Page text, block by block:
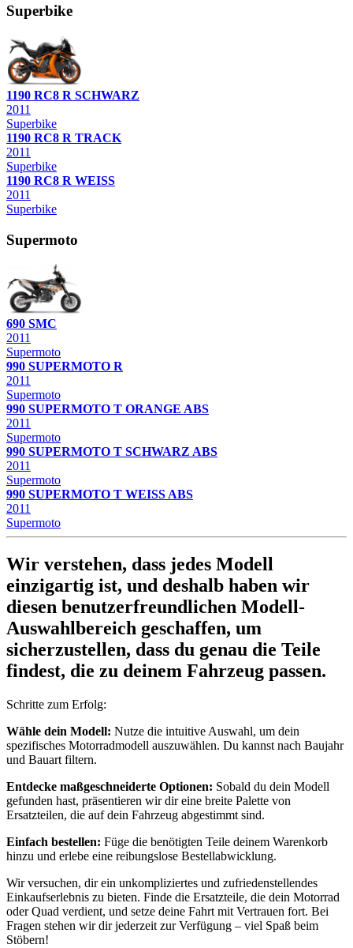
Superbike
1190 RC8 R SCHWARZ
2011
Superbike
1190 RC8 R TRACK
2011
Superbike
1190 RC8 R WEISS
2011
Superbike
Supermoto
690 SMC
2011
Supermoto
990 SUPERMOTO R
2011
Supermoto
990 SUPERMOTO T ORANGE ABS
2011
Supermoto
990 SUPERMOTO T SCHWARZ ABS
2011
Supermoto
990 SUPERMOTO T WEISS ABS
2011
Supermoto
Wir verstehen, dass jedes Modell
einzigartig ist, und deshalb haben wir
diesen benutzerfreundlichen Modell-
Auswahlbereich geschaffen, um
sicherzustellen, dass du genau die Teile
findest, die zu deinem Fahrzeug passen.
Schritte zum Erfolg:
Wähle dein Modell: Nutze die intuitive Auswahl, um dein
spezifisches Motorradmodell auszuwählen. Du kannst nach Baujahr
und Bauart filtern.
Entdecke maßgeschneiderte Optionen: Sobald du dein Modell
gefunden hast, präsentieren wir dir eine breite Palette von
Ersatzteilen, die auf dein Fahrzeug abgestimmt sind.
Einfach bestellen: Füge die benötigten Teile deinem Warenkorb
hinzu und erlebe eine reibungslose Bestellabwicklung.
Wir versuchen, dir ein unkompliziertes und zufriedenstellendes
Einkaufserlebnis zu bieten. Finde die Ersatzteile, die dein Motorrad
oder Quad verdient, und setze deine Fahrt mit Vertrauen fort. Bei
Fragen stehen wir dir jederzeit zur Verfügung – viel Spaß beim
Stöbern!